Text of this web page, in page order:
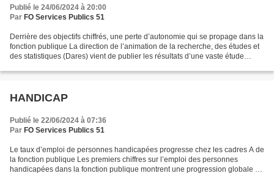
Publié le 24/06/2024 à 20:00
Par FO Services Publics 51
Derrière des objectifs chiffrés, une perte d’autonomie qui se propage dans la
fonction publique La direction de l’animation de la recherche, des études et
des statistiques (Dares) vient de publier les résultats d’une vaste étude
HANDICAP
Publié le 22/06/2024 à 07:36
Par FO Services Publics 51
Le taux d’emploi de personnes handicapées progresse chez les cadres A de
la fonction publique Les premiers chiffres sur l’emploi des personnes
handicapées dans la fonction publique montrent une progression globale du